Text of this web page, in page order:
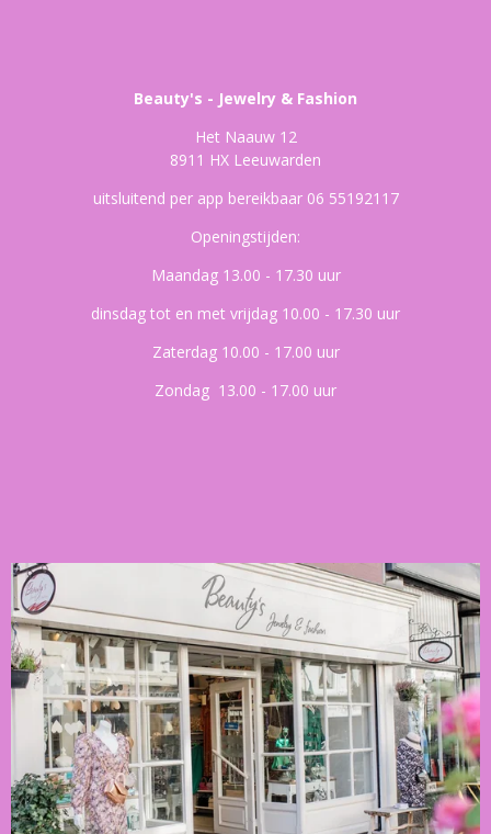
Beauty's - Jewelry & Fashion
Het Naauw 12
8911 HX Leeuwarden
uitsluitend per app bereikbaar 06 55192117
Openingstijden:
Maandag 13.00 - 17.30 uur
dinsdag tot en met vrijdag 10.00 - 17.30 uur
Zaterdag 10.00 - 17.00 uur
Zondag 13.00 - 17.00 uur